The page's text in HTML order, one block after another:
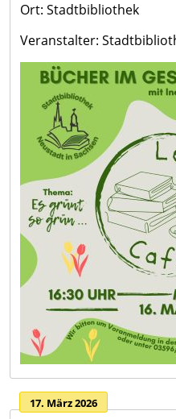
Ort: Stadtbibliothek
Veranstalter:
17. März 2026